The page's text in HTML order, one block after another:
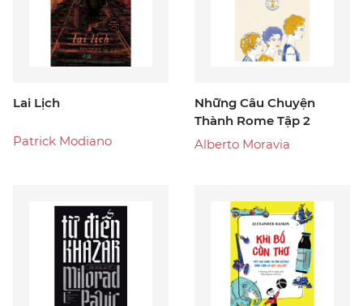
Lai Lịch
Patrick Modiano
Những Câu Chuyện
Thành Rome Tập 2
Alberto Moravia